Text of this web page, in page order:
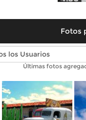
Fotos
Fotos modernas
Últimas fotos